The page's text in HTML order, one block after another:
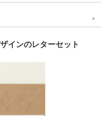
インのレターセット